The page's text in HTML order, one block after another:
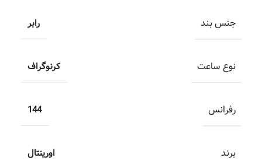
جنس بند رابر
نوع ساعت کرنوگراف
رفرانس 144
برند اورینتال